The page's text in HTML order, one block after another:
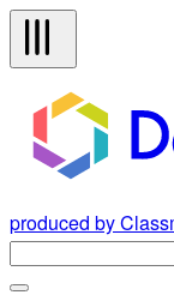
produced by